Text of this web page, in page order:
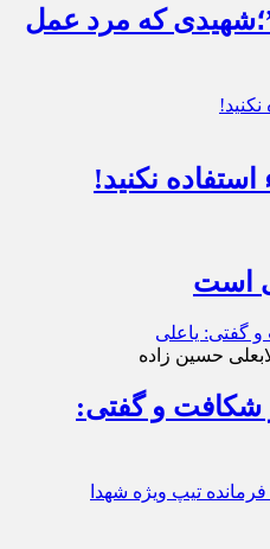
که مرد عمل
نکنید!
است
حسین زاده
شکافت و گفتی: